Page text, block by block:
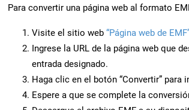
Para convertir una página web al formato
Visite el sitio web “Página web de
Ingrese la URL de la página web que
entrada designado.
Haga clic en el botón “Convertir”
Espere a que se complete la